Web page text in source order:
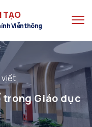
TẠO
Viễn thông
viết
trong Giáo dục